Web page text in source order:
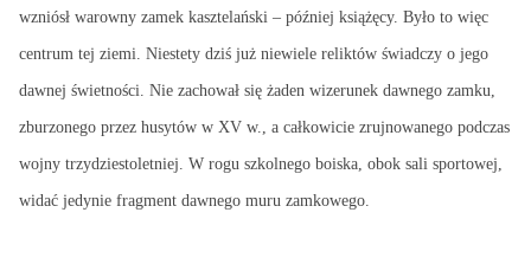
wzniósł warowny zamek kasztelański – później książęcy. Było to więc
centrum tej ziemi. Niestety dziś już niewiele reliktów świadczy o jego
dawnej świetności. Nie zachował się żaden wizerunek dawnego zamku,
zburzonego przez husytów w XV w., a całkowicie zrujnowanego podczas
wojny trzydziestoletniej. W rogu szkolnego boiska, obok sali sportowej,
widać jedynie fragment dawnego muru zamkowego.